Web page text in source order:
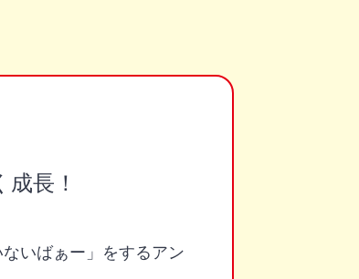
長！
いばぁー」をするアン